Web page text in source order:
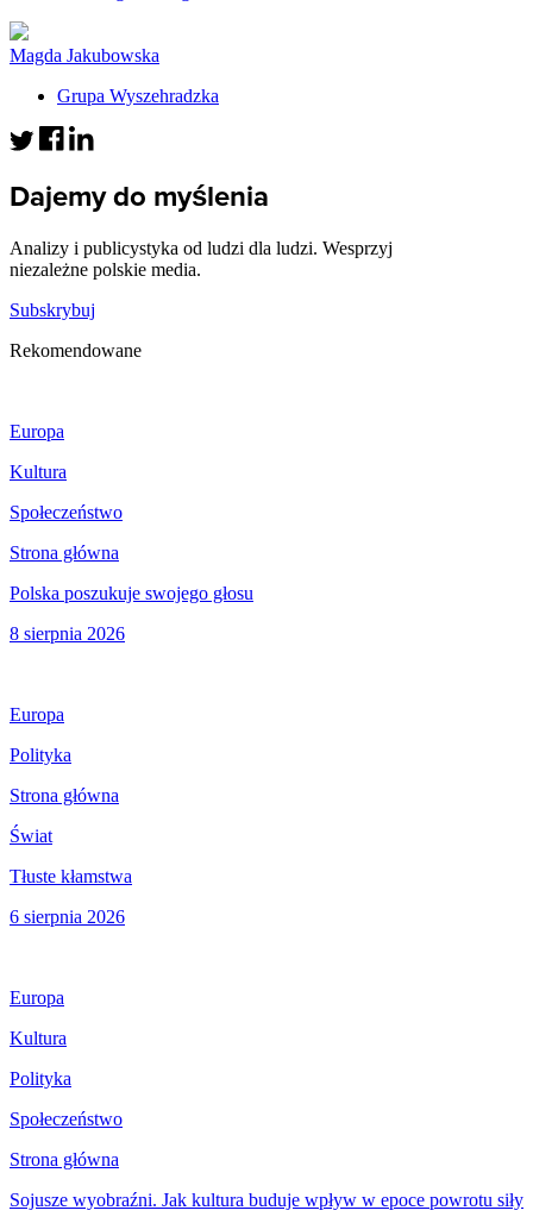
Magda Jakubowska
Grupa Wyszehradzka
Dajemy do myślenia
Analizy i publicystyka od ludzi dla ludzi. Wesprzyj
niezależne polskie media.
Subskrybuj
Rekomendowane
Europa
Kultura
Społeczeństwo
Strona główna
Polska poszukuje swojego głosu
8 sierpnia 2026
Europa
Polityka
Strona główna
Świat
Tłuste kłamstwa
6 sierpnia 2026
Europa
Kultura
Polityka
Społeczeństwo
Strona główna
Sojusze wyobraźni. Jak kultura buduje wpływ w epoce powrotu siły